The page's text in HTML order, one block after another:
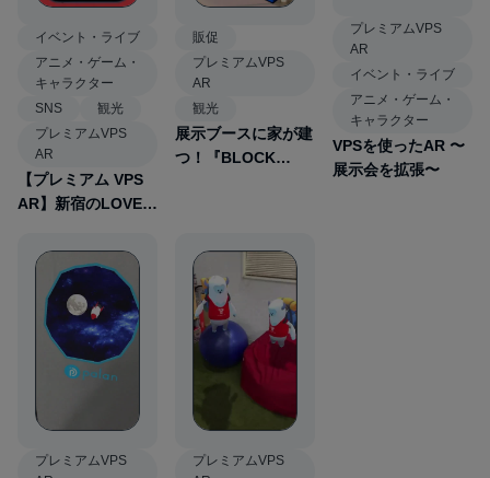
イベント・ライブ
アニメ・ゲーム・
キャラクター
SNS
観光
プレミアムVPS
AR
【プレミアム VPS
AR】新宿のLOVEオ
販促
プレミアムVPS
AR
観光
展示ブースに家が建
つ！『BLOCK
プレミアムVPS
AR
イベント・ライブ
アニメ・ゲーム・
キャラクター
VPSを使ったAR 〜
展示会を拡張〜
プレミアムVPS
プレミアムVPS